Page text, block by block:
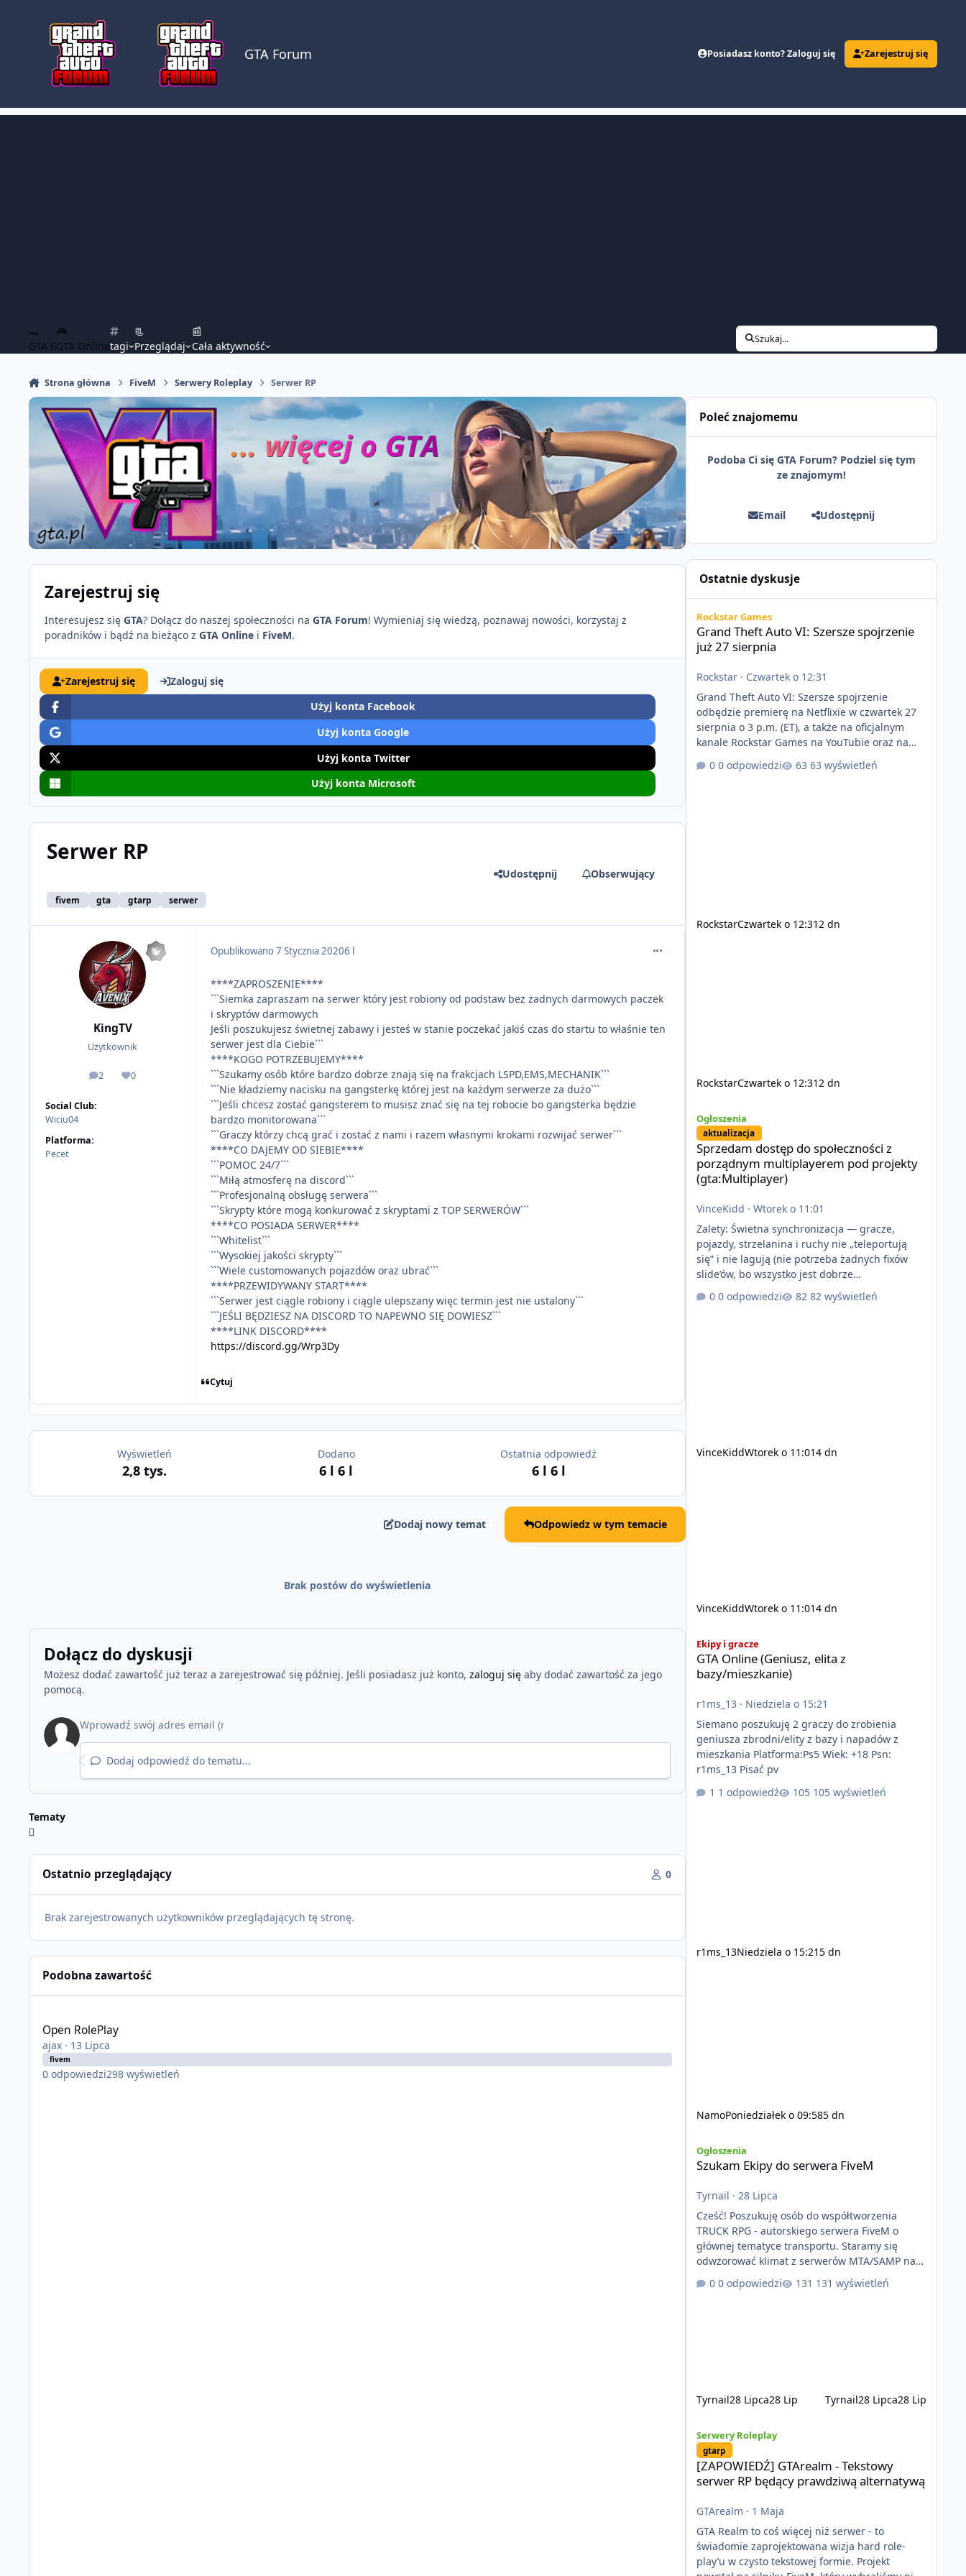
GTA Forum Posiadasz konto? Zaloguj się Zarejestruj się
🐊
GTA 6
🎮
GTA Onlinetagi
📃
Przeglądaj
📰
Cała aktywność
Szukaj...
Strona główna FiveM Serwery Roleplay Serwer RP
Zarejestruj się
Interesujesz się GTA? Dołącz do naszej społeczności na GTA Forum! Wymieniaj się wiedzą, poznawaj nowości, korzystaj z
poradników i bądź na bieżąco z GTA Online i FiveM.
Zarejestruj się
Zaloguj się
Użyj konta Facebook
Użyj konta Google
Użyj konta Twitter
Użyj konta Microsoft
Serwer RP
fivem gta gtarp serwer
Udostępnij Obserwujący
KingTV
Użytkownik
2
odpowiedzi
0
Reputacja
Social Club:
Wiciu04
Platforma:
Pecet
Opublikowano7 Stycznia 20206 l comment_55538
****ZAPROSZENIE****
```Siemka zapraszam na serwer który jest robiony od podstaw bez żadnych darmowych paczek
i skryptów darmowych
Jeśli poszukujesz świetnej zabawy i jesteś w stanie poczekać jakiś czas do startu to właśnie ten
serwer jest dla Ciebie```
****KOGO POTRZEBUJEMY****
```Szukamy osób które bardzo dobrze znają się na frakcjach LSPD,EMS,MECHANIK```
```Nie kładziemy nacisku na gangsterkę której jest na każdym serwerze za dużo```
```Jeśli chcesz zostać gangsterem to musisz znać się na tej robocie bo gangsterka będzie
bardzo monitorowana```
```Graczy którzy chcą grać i zostać z nami i razem własnymi krokami rozwijać serwer```
****CO DAJEMY OD SIEBIE****
```POMOC 24/7```
```Miłą atmosferę na discord```
```Profesjonalną obsługę serwera```
```Skrypty które mogą konkurować z skryptami z TOP SERWERÓW```
****CO POSIADA SERWER****
```Whitelist```
```Wysokiej jakości skrypty```
```Wiele customowanych pojazdów oraz ubrać```
****PRZEWIDYWANY START****
```Serwer jest ciągle robiony i ciągle ulepszany więc termin jest nie ustalony```
```JEŚLI BĘDZIESZ NA DISCORD TO NAPEWNO SIĘ DOWIESZ```
****LINK DISCORD****
https://discord.gg/Wrp3Dy
Cytuj
Wyświetleń
2,8 tys.
Dodano
6 l6 l
Ostatnia odpowiedź
6 l 6 l
Dodaj nowy temat Odpowiedz w tym temacie
Brak postów do wyświetlenia
Dołącz do dyskusji
Możesz dodać zawartość już teraz a zarejestrować się później. Jeśli posiadasz już konto, zaloguj sięaby dodać zawartość za jego
pomocą.
Dodaj odpowiedź do tematu...
Tematy
Ostatnio przeglądający 0
Brak zarejestrowanych użytkowników przeglądających tę stronę.
Podobna zawartość
Open RolePlay
ajax · 13 Lipca
fivem
0 odpowiedzi298 wyświetleń
Poleć znajomemu
Podoba Ci się GTA Forum? Podziel się tym
ze znajomym!
Email Udostępnij
Ostatnie dyskusje
Rockstar Games
Grand Theft Auto VI: Szersze spojrzenie
już 27 sierpnia
Rockstar· Czwartek o 12:31
Grand Theft Auto VI: Szersze spojrzenie
odbędzie premierę na Netflixie w czwartek 27
sierpnia o 3 p.m. (ET), a także na oficjalnym
kanale Rockstar Games na YouTubie oraz na
stronie Grand Theft Auto VI o 9 p.m. (ET) 27
sierpnia. https://netflix.com/GTAVI Grand Theft
0 odpowiedzi 63 wyświetleń
RockstarCzwartek o 12:312 dn
RockstarCzwartek o 12:312 dn
Ogłoszenia
aktualizacja
Sprzedam dostęp do społeczności z
porządnym multiplayerem pod projekty
(gta:Multiplayer)
VinceKidd · Wtorek o 11:01
Zalety: Świetna synchronizacja — gracze,
pojazdy, strzelanina i ruchy nie „teleportują
się” i nie lagują (nie potrzeba żadnych fixów
slide’ów, bo wszystko jest dobrze
zsynchronizowane i działa stabilnie) Ładne
wejście do gry + solidny antycheat na poziomie
0 odpowiedzi 82 wyświetleń
VinceKiddWtorek o 11:014 dn
VinceKiddWtorek o 11:014 dn
GTA Online (Geniusz, elita z bazy/mieszkanie)
Ekipy i gracze
GTA Online (Geniusz, elita z
bazy/mieszkanie)
r1ms_13 · Niedziela o 15:21
Siemano poszukuję 2 graczy do zrobienia
geniusza zbrodni/elity z bazy i napadów z
mieszkania Platforma:Ps5 Wiek: +18 Psn:
r1ms_13 Pisać pv
1 odpowiedź
105 wyświetleń
r1ms_13Niedziela o 15:215 dn
NamoPoniedziałek o 09:585 dn
Ogłoszenia
Szukam Ekipy do serwera FiveM
Tyrnail · 28 Lipca
Cześć! Poszukuję osób do współtworzenia
TRUCK RPG - autorskiego serwera FiveM o
głównej tematyce transportu. Staramy się
odwzorować klimat z serwerów MTA/SAMP na
platformie FIveM. Oczywiście nie zabraknie
kontentu dla graczy którzy chcą robić coś
0 odpowiedzi 131 wyświetleń
Tyrnail28 Lipca28 Lip Tyrnail28 Lipca28 Lip
Serwery Roleplay
gtarp
[ZAPOWIEDŹ] GTArealm - Tekstowy
serwer RP będący prawdziwą alternatywą
GTArealm · 1 Maja
GTA Realm to coś więcej niż serwer - to
świadomie zaprojektowana wizja hard role-
play’u w czysto tekstowej formie. Projekt